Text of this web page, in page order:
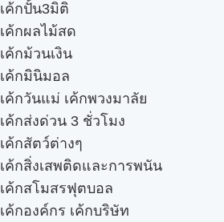
เค้กปั้น3มิติ
เค้กผลไม้สด
เค้กม้วนเงิน
เค้กมินิมอล
เค้กวันแม่ เค้กพวงมาลัย
เค้กส่งด่วน 3 ชั่วโมง
เค้กสัตว์ต่างๆ
เค้กสิ่งเสพติดและการพนัน
เค้กสโมสรฟุตบอล
เค้กองค์กร เค้กบริษัท